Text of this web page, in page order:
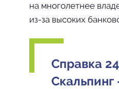
на многолетнее
из-за высоких
Справка